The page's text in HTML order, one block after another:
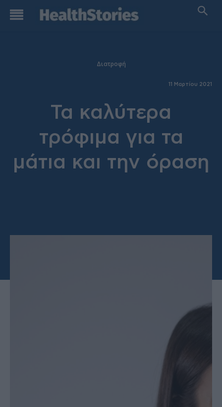
Διατροφή
11 Μαρτίου 2021
Τα καλύτερα
τρόφιμα για τα
μάτια και την όραση